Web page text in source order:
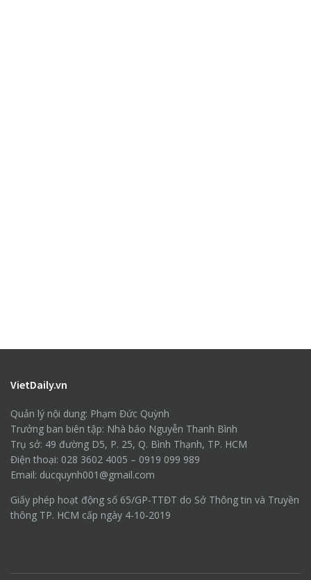
VietDaily.vn
Quản lý nội dung: Phạm Đức Quỳnh
Trưởng ban biên tập: Nhà báo Nguyễn Thanh Bình
Trụ sở: 49 đường D5, P. 25, Q. Bình Thạnh, TP. HCM
Điện thoại: 028 3602 4005 – 0919 099 989
Email: ducquynh001@gmail.com
Giấy phép hoạt động số 65/GP-TTĐT do Sở Thông tin và Truyền
thông TP. HCM cấp ngày 4-10-2019